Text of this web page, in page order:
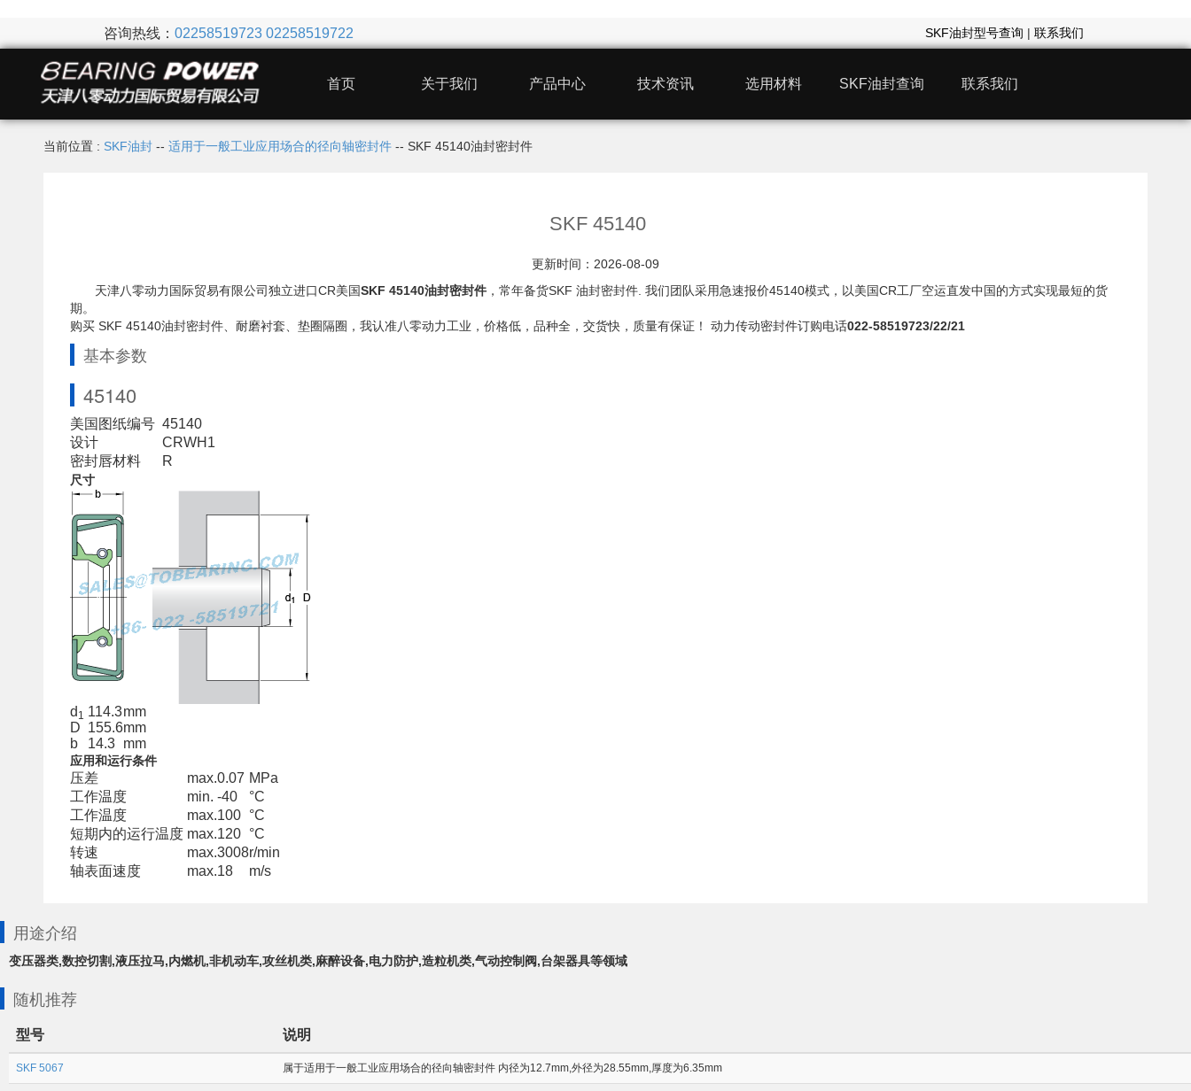
咨询热线： 02258519723 02258519722 SKF油封型号查询 |联系我们
首页 关于我们 产品中心 技术资讯 选用材料 SKF油封查询 联系我们
当前位置 : SKF油封-- 适用于一般工业应用场合的径向轴密封件-- SKF 45140油封密封件
SKF 45140
更新时间：2026-08-09
天津八零动力国际贸易有限公司独立进口CR美国SKF 45140油封密封件，常年备货SKF 油封密封件. 我们团队采用急速报价45140模式，以美国CR工厂空运直发中国的方式实现最短的货
期。
购买 SKF 45140油封密封件、耐磨衬套、垫圈隔圈，我认准八零动力工业，价格低，品种全，交货快，质量有保证！ 动力传动密封件订购电话022-58519723/22/21
基本参数
45140
美国图纸编号 45140
设计
CRWH1
密封唇材料
R
尺寸
d 1 114.3mm
D 155.6mm
b
14.3 mm
应用和运行条件
压差 max.0.07 MPa
工作温度
min. -40
°C
工作温度
max.100
°C
短期内的运行温度 max.120
°C
转速
max.3008r/min
轴表面速度
max.18 m/s
用途介绍
变压器类,数控切割,液压拉马,内燃机,非机动车,攻丝机类,麻醉设备,电力防护,造粒机类,气动控制阀,台架器具等领域
随机推荐
型号 说明
SKF 5067 属于适用于一般工业应用场合的径向轴密封件 内径为12.7mm,外径为28.55mm,厚度为6.35mm